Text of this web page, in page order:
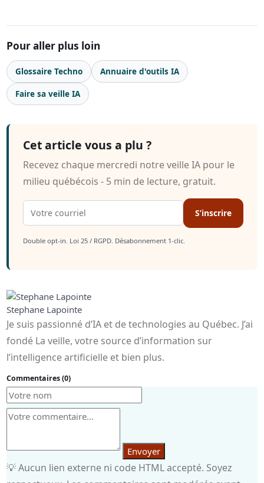
Pour aller plus loin
Glossaire Techno Annuaire d'outils IA
Faire sa veille IA
Cet article vous a plu ?
Recevez chaque mercredi notre veille IA pour le
milieu québécois - 5 min de lecture, gratuit.
S’inscrire
Double opt-in. Loi 25 / RGPD. Désabonnement 1-clic.
Stephane Lapointe
Je suis passionné d’IA et de technologies au Québec. J’ai
fondé La veille, votre source d’information sur
l’intelligence artificielle et bien plus.
Commentaires (0)
Envoyer
💡 Aucun lien externe ni code HTML accepté. Soyez